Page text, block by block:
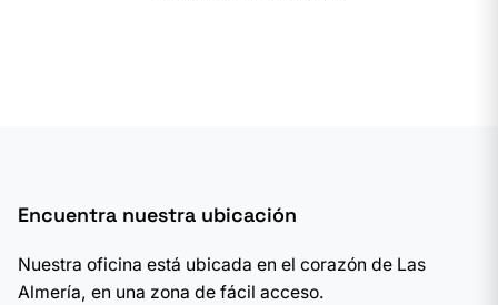
Encuentra nuestra ubicación
Nuestra oficina está ubicada en el corazón de Las
Almería, en una zona de fácil acceso.